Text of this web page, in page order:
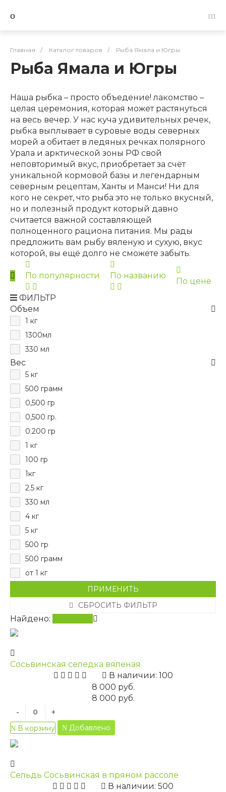
Главная / Каталог товаров / Рыба Ямала и Югры
Рыба Ямала и Югры
Наша рыбка – просто объедение! лакомство –
целая церемония, которая может растянуться
на весь вечер. У нас куча удивительных речек,
рыбка выплывает в суровые воды северных
морей а обитает в ледяных речках полярного
Урала и арктической зоны РФ свой
неповторимый вкус, приобретает за счёт
уникальной кормовой базы и легендарным
северным рецептам, Ханты и Манси! Ни для
кого не секрет, что рыба это не только вкусный,
но и полезный продукт который давно
считается важной составляющей
полноценного рациона питания. Мы рады
предложить вам рыбу вяленую и сухую, вкус
которой, вы ещё долго не сможете забыть.
По популярности По названию
По цене
ФИЛЬТР
Объем
1 кг
1300мл
330 мл
Вес
5 кг
500 грамм
0,500 гр
0,500 гр.
0.200 гр
1 кг
100 гр
1кг
2.5 кг
330 мл
4 кг
5 кг
500 гр
500 грамм
от 1 кг
ПРИМЕНИТЬ
СБРОСИТЬ ФИЛЬТР
Найдено:
Сосьвинская селедка вяленая
В наличии: 100
8 000 руб.
8 000 руб.
-
+
В корзину
Добавлено
Сельдь Сосьвинская в пряном рассоле
В наличии: 500